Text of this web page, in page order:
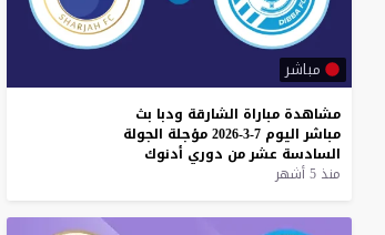
مباشر
مشاهدة مباراة الشارقة ودبا بث
مباشر اليوم 7-3-2026 مؤجلة الجولة
السادسة عشرمن دوري أدنوك
منذ 5 أشهر